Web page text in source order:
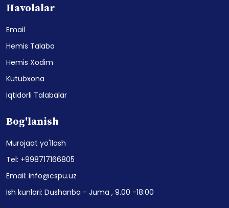
Havolalar
Email
Hemis Talaba
Hemis Xodim
Kutubxona
Iqtidorli Talabalar
Bog'lanish
Murojaat yo'llash
Tel: +998717166805
Email: info@cspu.uz
Ish kunlari: Dushanba - Juma , 9.00 -18:00